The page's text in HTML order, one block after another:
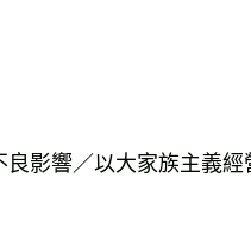
影響／以大家族主義